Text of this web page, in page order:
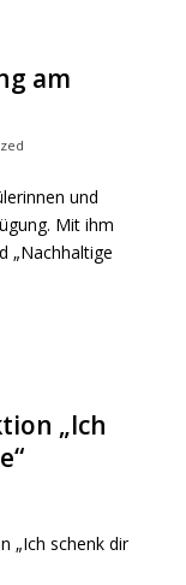
am
und
Mit ihm
„Nachhaltige
„Ich
„Ich schenk dir